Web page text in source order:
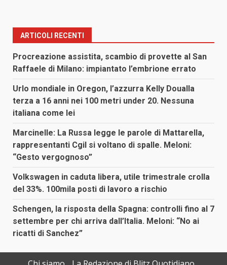
ARTICOLI RECENTI
Procreazione assistita, scambio di provette al San
Raffaele di Milano: impiantato l’embrione errato
Urlo mondiale in Oregon, l’azzurra Kelly Doualla
terza a 16 anni nei 100 metri under 20. Nessuna
italiana come lei
Marcinelle: La Russa legge le parole di Mattarella,
rappresentanti Cgil si voltano di spalle. Meloni:
“Gesto vergognoso”
Volkswagen in caduta libera, utile trimestrale crolla
del 33%. 100mila posti di lavoro a rischio
Schengen, la risposta della Spagna: controlli fino al 7
settembre per chi arriva dall’Italia. Meloni: “No ai
ricatti di Sanchez”